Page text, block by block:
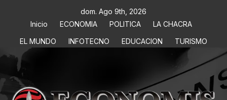
dom. Ago 9th, 2026
Inicio
ECONOMIA POLITICA
LA CHACRA
EL MUNDO
INFOTECNO EDUCACION TURISMO